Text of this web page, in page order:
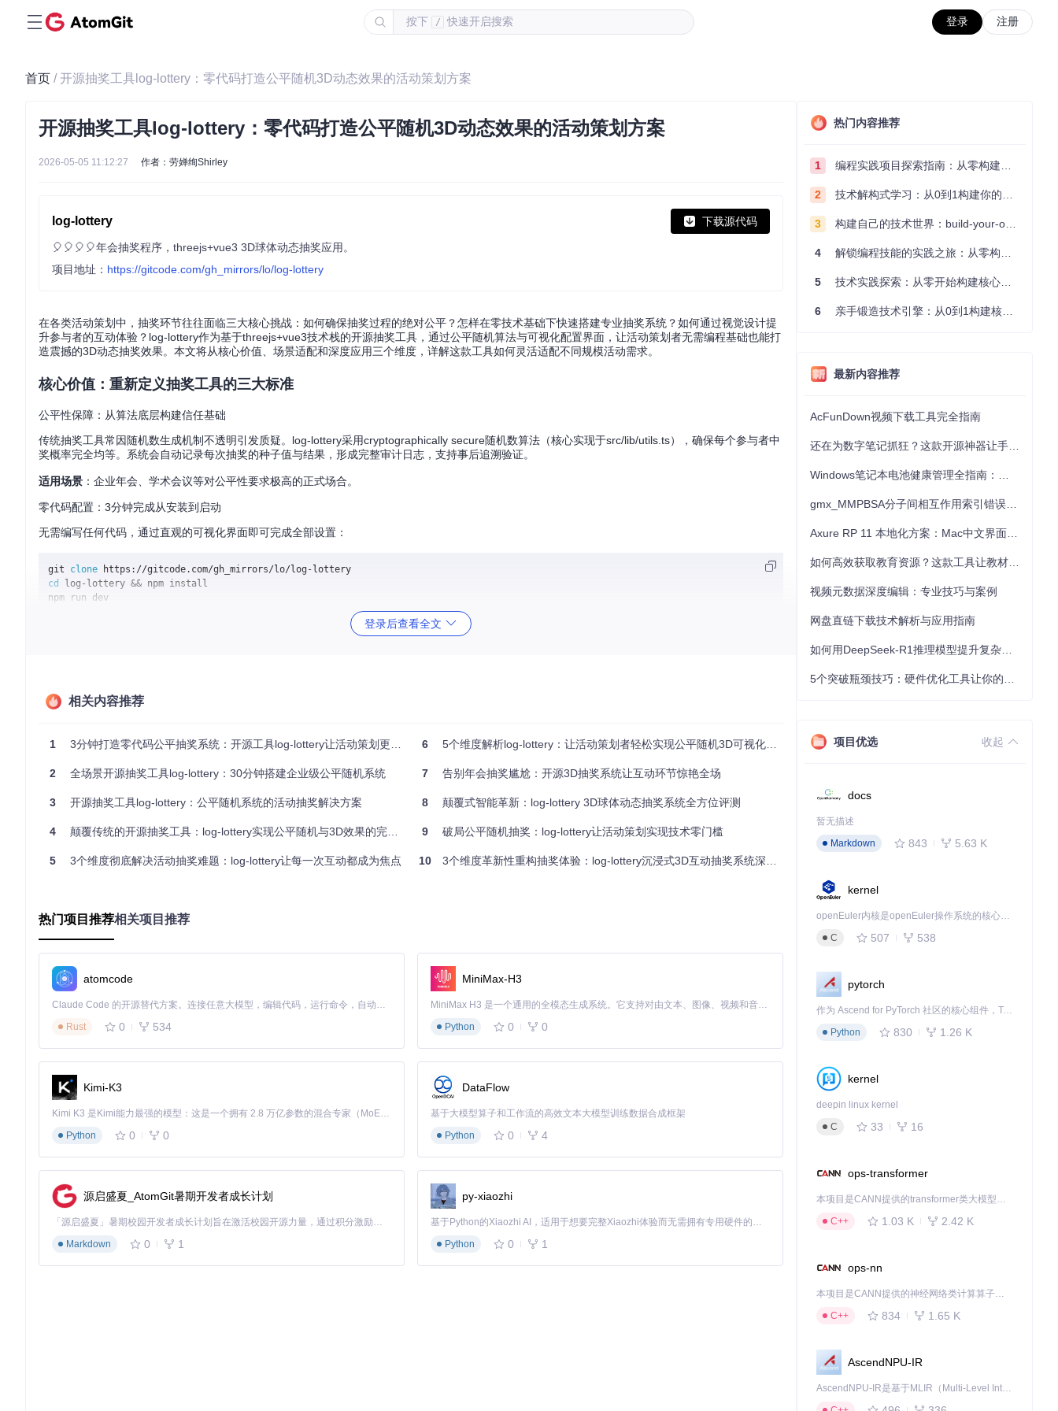
按下 / 快速开启搜索 登录 注册
首页 / 开源抽奖工具log-lottery：零代码打造公平随机3D动态效果的活动策划方案
开源抽奖工具log-lottery：零代码打造公平随机3D动态效果的活动策划方案
2026-05-05 11:12:27 作者：劳婵绚Shirley
log-lottery 下载源代码
🎈🎈🎈🎈年会抽奖程序，threejs+vue3 3D球体动态抽奖应用。
项目地址： https://gitcode.com/gh_mirrors/lo/log-lottery
在各类活动策划中，抽奖环节往往面临三大核心挑战：如何确保抽奖过程的绝对公平？怎样在零技术基础下快速搭建专业抽奖系统？如何通过视觉设计提
升参与者的互动体验？log-lottery作为基于threejs+vue3技术栈的开源抽奖工具，通过公平随机算法与可视化配置界面，让活动策划者无需编程基础也能打
造震撼的3D动态抽奖效果。本文将从核心价值、场景适配和深度应用三个维度，详解这款工具如何灵活适配不同规模活动需求。
核心价值：重新定义抽奖工具的三大标准
公平性保障：从算法底层构建信任基础
传统抽奖工具常因随机数生成机制不透明引发质疑。log-lottery采用cryptographically secure随机数算法（核心实现于src/lib/utils.ts），确保每个参与者中
奖概率完全均等。系统会自动记录每次抽奖的种子值与结果，形成完整审计日志，支持事后追溯验证。
适用场景 ：企业年会、学术会议等对公平性要求极高的正式场合。
零代码配置：3分钟完成从安装到启动
无需编写任何代码，通过直观的可视化界面即可完成全部设置：
git clone
cd log-lottery && npm install
系统启动后自动进入配置向导，引导完成人员导入、奖项设置和动画效果调整。特别优化的Excel模板导入功能（模板位于public/人口登记表-zhCn.xls
区别于传统抽奖工具的单调数字滚动，log-lottery基于threejs打造沉浸式3D球体动画系统。参与者信息以卡片形式分布在三维空间，抽奖过程中球体高速
旋转，配合粒子特效与音效，将原本枯燥的抽奖环节转化为极具观赏性的视觉体验。
图：log-lottery主界面，星空背景配合网格化人员卡片布局，一键进入3D抽奖模式（alt: 公平抽奖3D动画效果展示）
解决方案 ：
通过Excel模板导入班级名单（支持按院系筛选）
选择"节日主题"皮肤，匹配晚会氛围
实施效果 ：5人学生会团队在10分钟内完成从安装到启动的全过程，3D抽奖环节成为晚会亮点，参与度提升40%。
图：校园晚会人员名单配置界面，支持批量导入与院系筛选（alt: 公平抽奖人员管理系统）
挑战：展会现场需要在主屏幕与多个分会场同步显示抽奖过程，确保信息实时一致。
解决方案 ：
采用局域网共享模式，通过 npm run host 生成访问链接
在src/store/globalConfig.ts中调整
适用场景 ：行业展会、产品发布会、大型商业活动等多场地联动场景。
深度应用：从基础抽奖到场景化解决方案
登录后查看全文
相关内容推荐
1 3分钟打造零代码公平抽奖系统：开源工具log-lottery让活动策划更简单
2 全场景开源抽奖工具log-lottery：30分钟搭建企业级公平随机系统
3 开源抽奖工具log-lottery：公平随机系统的活动抽奖解决方案
4 颠覆传统的开源抽奖工具：log-lottery实现公平随机与3D效果的完美融合
5 3个维度彻底解决活动抽奖难题：log-lottery让每一次互动都成为焦点
6 5个维度解析log-lottery：让活动策划者轻松实现公平随机3D可视化抽奖
7 告别年会抽奖尴尬：开源3D抽奖系统让互动环节惊艳全场
8 颠覆式智能革新：log-lottery 3D球体动态抽奖系统全方位评测
9 破局公平随机抽奖：log-lottery让活动策划实现技术零门槛
10 3个维度革新性重构抽奖体验：log-lottery沉浸式3D互动抽奖系统深度解析
热门项目推荐相关项目推荐
atomcode
Claude Code 的开源替代方案。连接任意大模型，编辑代码，运行命令，自动验证 — 全自动执行。用 Rust 构建，极致性能。 ｜ An open-source alternative to Claude Code. Connect any LLM, edit code, run commands, and verify changes — autonomously. Built in Rust for speed. Get Started
Rust
0 534
MiniMax-H3
MiniMax H3 是一个通用的全模态生成系统。它支持对由文本、图像、视频和音频组成的多模态上下文进行统一理解，并能生成分辨率高达 2K、时长可达 15 秒的带原生立体声音频的视频。得益于面向任务泛化的系统设计，H3 在预训练阶段就已具备广泛的多模态上下文理解与生成能力，能够出色地执行复杂的多模态指令。
Python
0 0
Kimi-K3
Kimi K3 是Kimi能力最强的模型：这是一个拥有 2.8 万亿参数的混合专家（MoE）模型，具备原生视觉理解能力，并支持 100 万 token 的上下文窗口。
Python
0 0
DataFlow
基于大模型算子和工作流的高效文本大模型训练数据合成框架
Python
0 4
源启盛夏_AtomGit暑期开发者成长计划
「源启盛夏」暑期校园开发者成长计划旨在激活校园开源力量，通过积分激励、认证扶持、资源倾斜等形式，引导高校组织和开发者完成「入驻 — 建项目 — 做贡献 — 获认证 — 得资源」的完整闭环。无论你是想带领社团入驻平台的组织者，还是希望用代码贡献证明自己的开发者，都能在这里找到属于你的成长路径。
Markdown
0 1
py-xiaozhi
基于Python的Xiaozhi AI，适用于想要完整Xiaozhi体验而无需拥有专用硬件的用户。
Python
0 1
热门内容推荐
1 编程实践项目探索指南：从零构建技术能力体系
2 技术解构式学习：从0到1构建你的编程知识体系
3 构建自己的技术世界：build-your-own-x项目的实践探索指南
4 解锁编程技能的实践之旅：从零构建你的技术世界
5 技术实践探索：从零开始构建核心系统的实践指南
6 亲手锻造技术引擎：从0到1构建核心系统的实践指南
最新内容推荐
AcFunDown视频下载工具完全指南
视频元数据深度编辑：专业技巧与案例
网盘直链下载技术解析与应用指南
项目优选 收起
docs
暂无描述
Markdown
843 5.63 K
kernel
openEuler内核是openEuler操作系统的核心，既是系统性能与稳定性的基石，也是连接处理器、设备与服务的桥梁。
C
507 538
pytorch
作为 Ascend for PyTorch 社区的核心组件，TorchNPU 是昇腾专为 PyTorch 打造的深度学习适配插件，使 PyTorch 框架能够直接调用昇腾 NPU，为开发者提供昇腾 AI 处理器的超强算力。
Python
830 1.26 K
kernel
deepin linux kernel
C
33 16
ops-transformer
本项目是CANN提供的transformer类大模型算子库，实现网络在NPU上加速计算。
C++
1.03 K 2.42 K
ops-nn
本项目是CANN提供的神经网络类计算算子库，实现网络在NPU上加速计算。
C++
834 1.65 K
AscendNPU-IR
AscendNPU-IR是基于MLIR（Multi-Level Intermediate Representation）构建的，面向昇腾亲和算子编译时使用的中间表示，提供昇腾完备表达能力，通过编译优化提升昇腾AI处理器计算效率，支持通过生态框架使能昇腾AI处理器与深度调优